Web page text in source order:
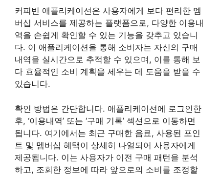
커피빈 애플리케이션은 사용자에게 보다 편리한 멤
버십 서비스를 제공하는 플랫폼으로, 다양한 이용내
역을 손쉽게 확인할 수 있는 기능을 갖추고 있습니
다. 이 애플리케이션을 통해 소비자는 자신의 구매
내역을 실시간으로 추적할 수 있으며, 이를 통해 보
다 효율적인 소비 계획을 세우는 데 도움을 받을 수
있습니다.
확인 방법은 간단합니다. 애플리케이션에 로그인한
후, ‘이용내역’ 또는 ‘구매 기록’ 섹션으로 이동하면
됩니다. 여기에서는 최근 구매한 음료, 사용된 포인
트 및 멤버십 혜택이 상세히 나열되어 사용자에게
제공됩니다. 이는 사용자가 이전 구매 패턴을 분석
하고, 조회한 정보에 따라 앞으로의 소비를 조정할